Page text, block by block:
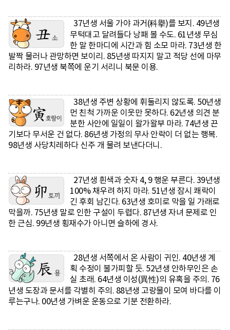
37년생 서울 가야 과거(科擧)를 보지. 49년생
무턱대고 달려들다 낭패 볼 수도. 61년생 무심
한 말 한마디에 시간과 힘 소모 마라. 73년생 한
발짝 물러나 관망하면 보이리. 85년생 따지지 말고 적당 선에 마무
리하라. 97년생 북쪽에 운기 서리니 북문 이용.
38년생 주변 상황에 휘둘리지 않도록. 50년생
먼 친척 가까운 이웃만 못하다. 62년생 의견 분
분한 사안에 일일이 왈가왈부 마라. 74년생 끈
기보다 무서운 건 없다. 86년생 가정의 무사 안락이 더 없는 행복.
98년생 사당치레하다 신주 개 물려 보낸다더니.
27년생 흰색과 숫자 4, 9 행운 부른다. 39년생
100% 채우려 하지 마라. 51년생 잠시 쾌락이
긴 후회 남긴다. 63년생 호미로 막을 일 가래로
막을까. 75년생 말로 인한 구설이 두렵다. 87년생 자녀 문제로 인
한 근심. 99년생 횡재수가 아니면 슬하에 경사.
28년생 서쪽에서 온 사람이 귀인. 40년생 계
획 수정이 불가피할 듯. 52년생 안하무인은 손
실 초래. 64년생 이성(異性)의 유혹을 주의. 76
년생 도장과 문서를 각별히 주의. 88년생 고랑물이 모여 바다를 이
루는구나. 00년생 가벼운 운동으로 기분 전환하라.